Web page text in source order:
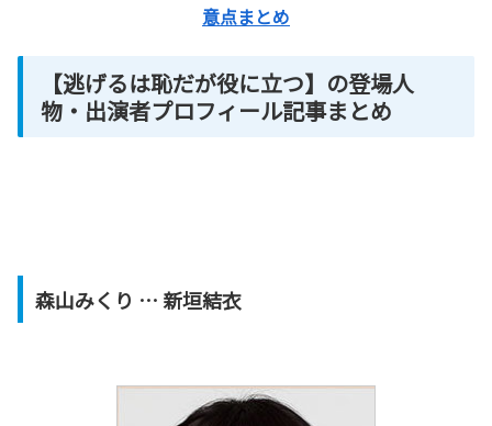
意点まとめ
【逃げるは恥だが役に立つ】の登場人
物・出演者プロフィール記事まとめ
森山みくり … 新垣結衣